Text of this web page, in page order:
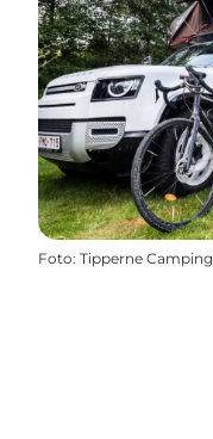
Foto: Tipperne Camping